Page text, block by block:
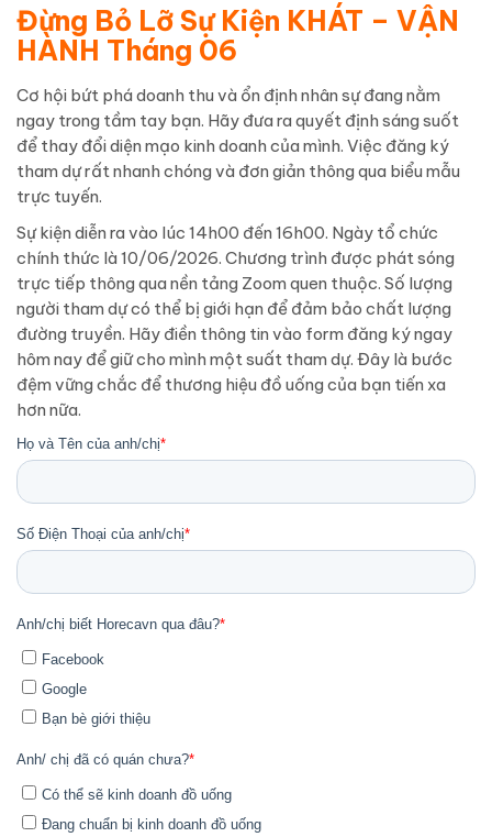
Đừng Bỏ Lỡ Sự Kiện KHÁT – VẬN
HÀNH Tháng 06
Cơ hội bứt phá doanh thu và ổn định nhân sự đang nằm
ngay trong tầm tay bạn. Hãy đưa ra quyết định sáng suốt
để thay đổi diện mạo kinh doanh của mình. Việc đăng ký
tham dự rất nhanh chóng và đơn giản thông qua biểu mẫu
trực tuyến.
Sự kiện diễn ra vào lúc 14h00 đến 16h00. Ngày tổ chức
chính thức là 10/06/2026. Chương trình được phát sóng
trực tiếp thông qua nền tảng Zoom quen thuộc. Số lượng
người tham dự có thể bị giới hạn để đảm bảo chất lượng
đường truyền. Hãy điền thông tin vào form đăng ký ngay
hôm nay để giữ cho mình một suất tham dự. Đây là bước
đệm vững chắc để thương hiệu đồ uống của bạn tiến xa
hơn nữa.